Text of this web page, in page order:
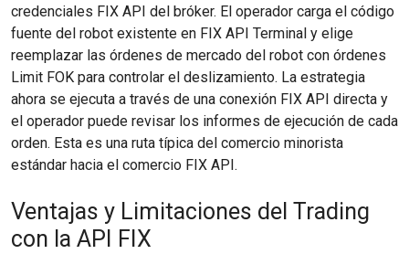
credenciales FIX API del bróker. El operador carga el código
fuente del robot existente en FIX API Terminal y elige
reemplazar las órdenes de mercado del robot con órdenes
Limit FOK para controlar el deslizamiento. La estrategia
ahora se ejecuta a través de una conexión FIX API directa y
el operador puede revisar los informes de ejecución de cada
orden. Esta es una ruta típica del comercio minorista
estándar hacia el comercio FIX API.
Ventajas y Limitaciones del Trading
con la API FIX